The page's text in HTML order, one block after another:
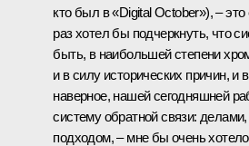
кто был в «Digital October»), –
раз хотел бы подчеркнуть, что
быть, в наибольшей степени
и в силу исторических причин, и
наверное, нашей сегодняшней
систему обратной связи:
подходом, – мне бы очень